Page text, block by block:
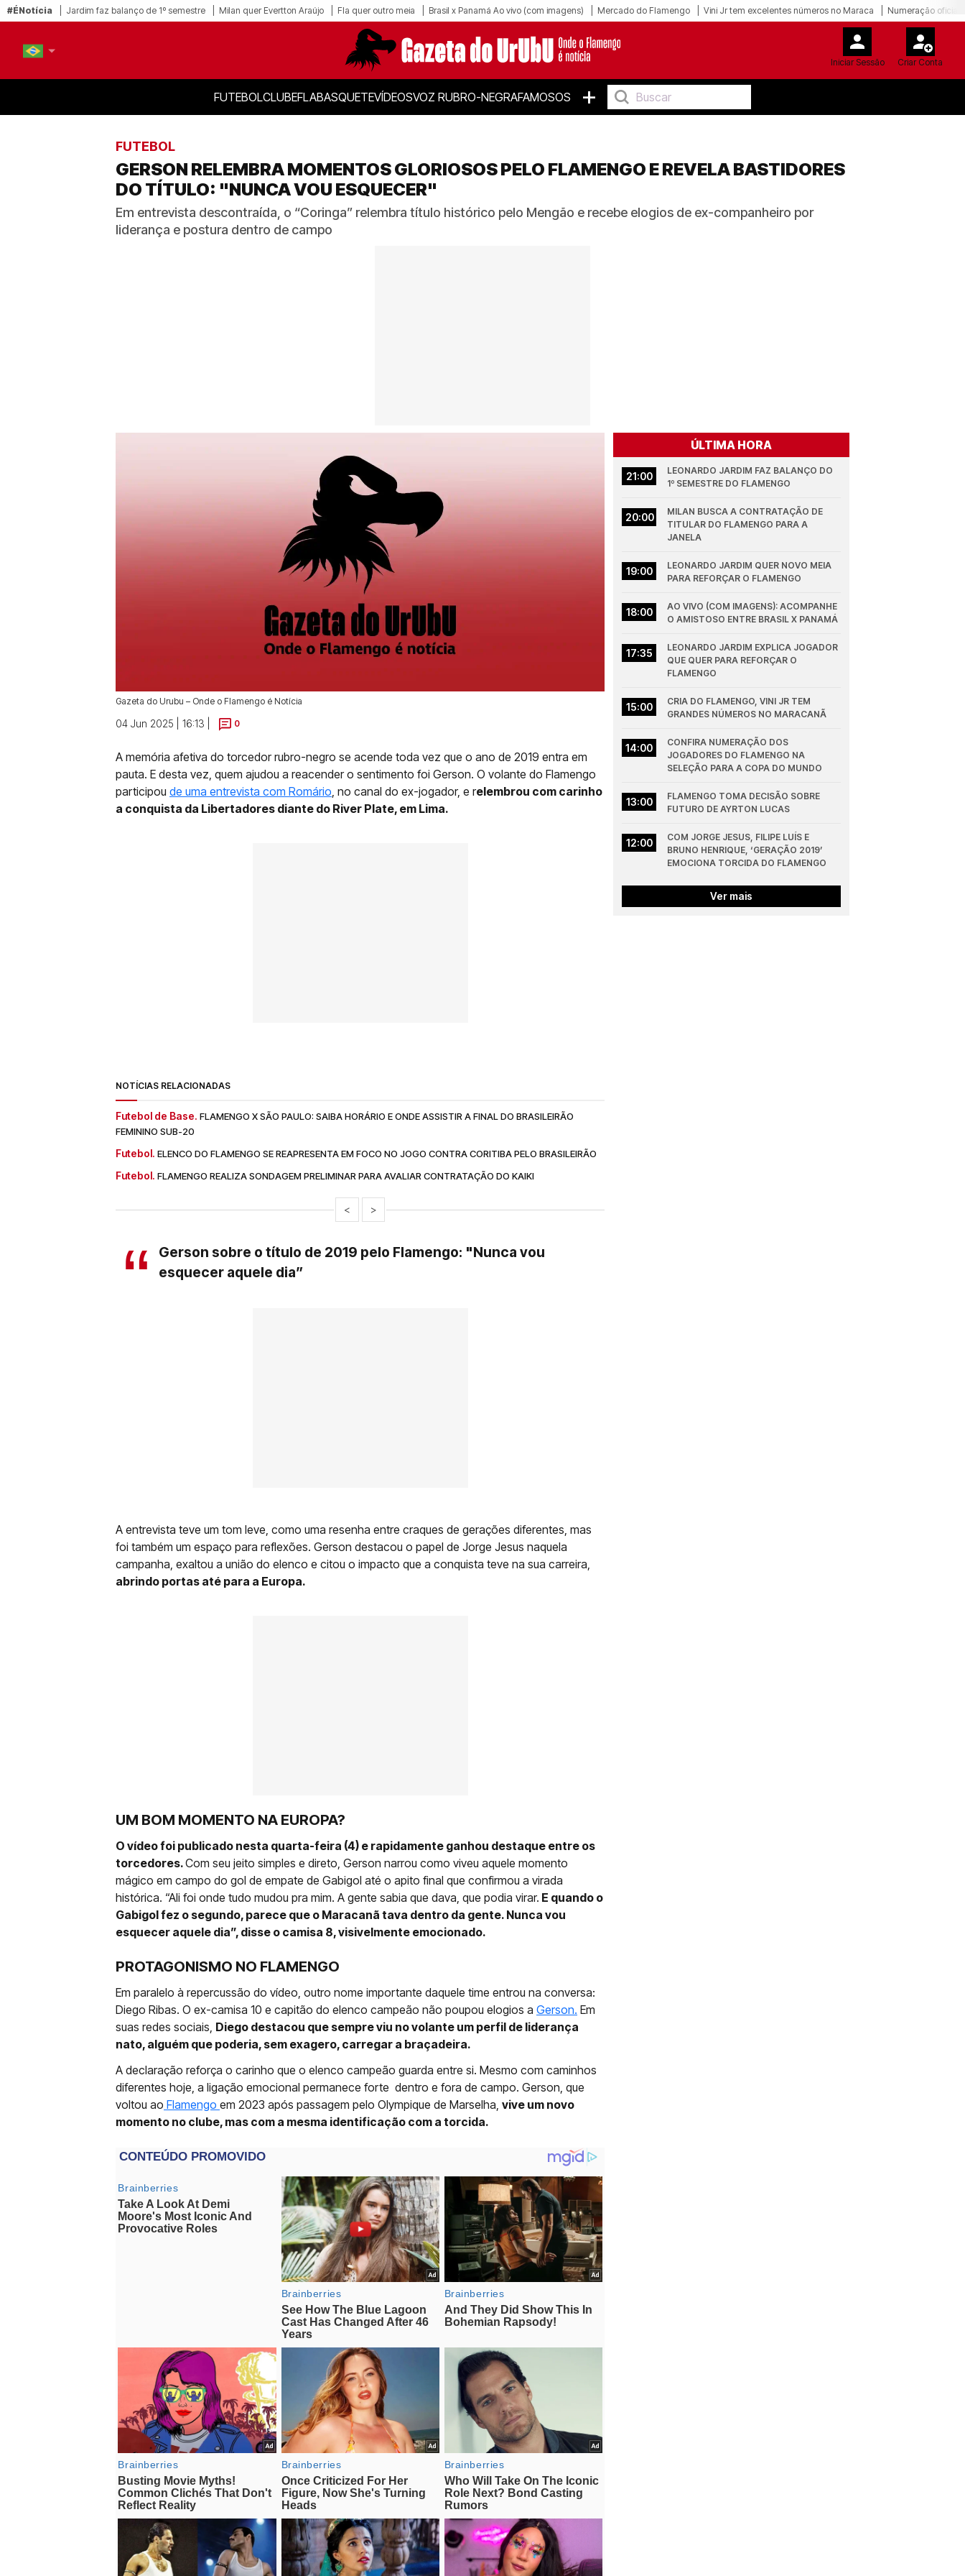
#ÉNotícia Jardim faz balanço de 1º semestre Milan quer Evertton Araújo Fla quer outro meia Brasil x Panamá Ao vivo (com imagens) Mercado do Flamengo Vini Jr tem excelentes números no Maraca Numeração oficial
Iniciar Sessão Criar Conta
FUTEBOLCLUBEFLABASQUETEVÍDEOSVOZ RUBRO-NEGRAFAMOSOS +
FUTEBOL
GERSON RELEMBRA MOMENTOS GLORIOSOS PELO FLAMENGO E REVELA BASTIDORES
DO TÍTULO: "NUNCA VOU ESQUECER"
Em entrevista descontraída, o “Coringa” relembra título histórico pelo Mengão e recebe elogios de ex-companheiro por
liderança e postura dentro de campo
Gazeta do Urubu – Onde o Flamengo é Notícia
04 Jun 2025 | 16:13 | 0
A memória afetiva do torcedor rubro-negro se acende toda vez que o ano de 2019 entra em
pauta. E desta vez, quem ajudou a reacender o sentimento foi Gerson. O volante do Flamengo
participou de uma entrevista com Romário, no canal do ex-jogador, e relembrou com carinho
a conquista da Libertadores diante do River Plate, em Lima.
NOTÍCIAS RELACIONADAS
Futebol de Base. FLAMENGO X SÃO PAULO: SAIBA HORÁRIO E ONDE ASSISTIR A FINAL DO BRASILEIRÃO
FEMININO SUB-20
Futebol. ELENCO DO FLAMENGO SE REAPRESENTA EM FOCO NO JOGO CONTRA CORITIBA PELO BRASILEIRÃO
Futebol. FLAMENGO REALIZA SONDAGEM PRELIMINAR PARA AVALIAR CONTRATAÇÃO DO KAIKI
< >
Gerson sobre o título de 2019 pelo Flamengo: "Nunca vou
esquecer aquele dia”
A entrevista teve um tom leve, como uma resenha entre craques de gerações diferentes, mas
foi também um espaço para reflexões. Gerson destacou o papel de Jorge Jesus naquela
campanha, exaltou a união do elenco e citou o impacto que a conquista teve na sua carreira,
abrindo portas até para a Europa.
UM BOM MOMENTO NA EUROPA?
O vídeo foi publicado nesta quarta-feira (4) e rapidamente ganhou destaque entre os
torcedores.Com seu jeito simples e direto, Gerson narrou como viveu aquele momento
mágico em campo do gol de empate de Gabigol até o apito final que confirmou a virada
histórica. “Ali foi onde tudo mudou pra mim. A gente sabia que dava, que podia virar. E quando o
Gabigol fez o segundo, parece que o Maracanã tava dentro da gente. Nunca vou
esquecer aquele dia”, disse o camisa 8, visivelmente emocionado.
PROTAGONISMO NO FLAMENGO
Em paralelo à repercussão do vídeo, outro nome importante daquele time entrou na conversa:
Diego Ribas. O ex-camisa 10 e capitão do elenco campeão não poupou elogios a Gerson. Em
suas redes sociais, Diego destacou que sempre viu no volante um perfil de liderança
nato, alguém que poderia, sem exagero, carregar a braçadeira.
A declaração reforça o carinho que o elenco campeão guarda entre si. Mesmo com caminhos
diferentes hoje, a ligação emocional permanece forte dentro e fora de campo. Gerson, que
voltou ao Flamengo em 2023 após passagem pelo Olympique de Marselha, vive um novo
momento no clube, mas com a mesma identificação com a torcida.
ÚLTIMA HORA
21:00
LEONARDO JARDIM FAZ BALANÇO DO
1º SEMESTRE DO FLAMENGO
20:00
MILAN BUSCA A CONTRATAÇÃO DE
TITULAR DO FLAMENGO PARA A
JANELA
19:00
LEONARDO JARDIM QUER NOVO MEIA
PARA REFORÇAR O FLAMENGO
18:00
AO VIVO (COM IMAGENS): ACOMPANHE
O AMISTOSO ENTRE BRASIL X PANAMÁ
17:35
LEONARDO JARDIM EXPLICA JOGADOR
QUE QUER PARA REFORÇAR O
FLAMENGO
15:00
CRIA DO FLAMENGO, VINI JR TEM
GRANDES NÚMEROS NO MARACANÃ
14:00
CONFIRA NUMERAÇÃO DOS
JOGADORES DO FLAMENGO NA
SELEÇÃO PARA A COPA DO MUNDO
13:00
FLAMENGO TOMA DECISÃO SOBRE
FUTURO DE AYRTON LUCAS
12:00
COM JORGE JESUS, FILIPE LUÍS E
BRUNO HENRIQUE, ‘GERAÇÃO 2019’
EMOCIONA TORCIDA DO FLAMENGO
Ver mais